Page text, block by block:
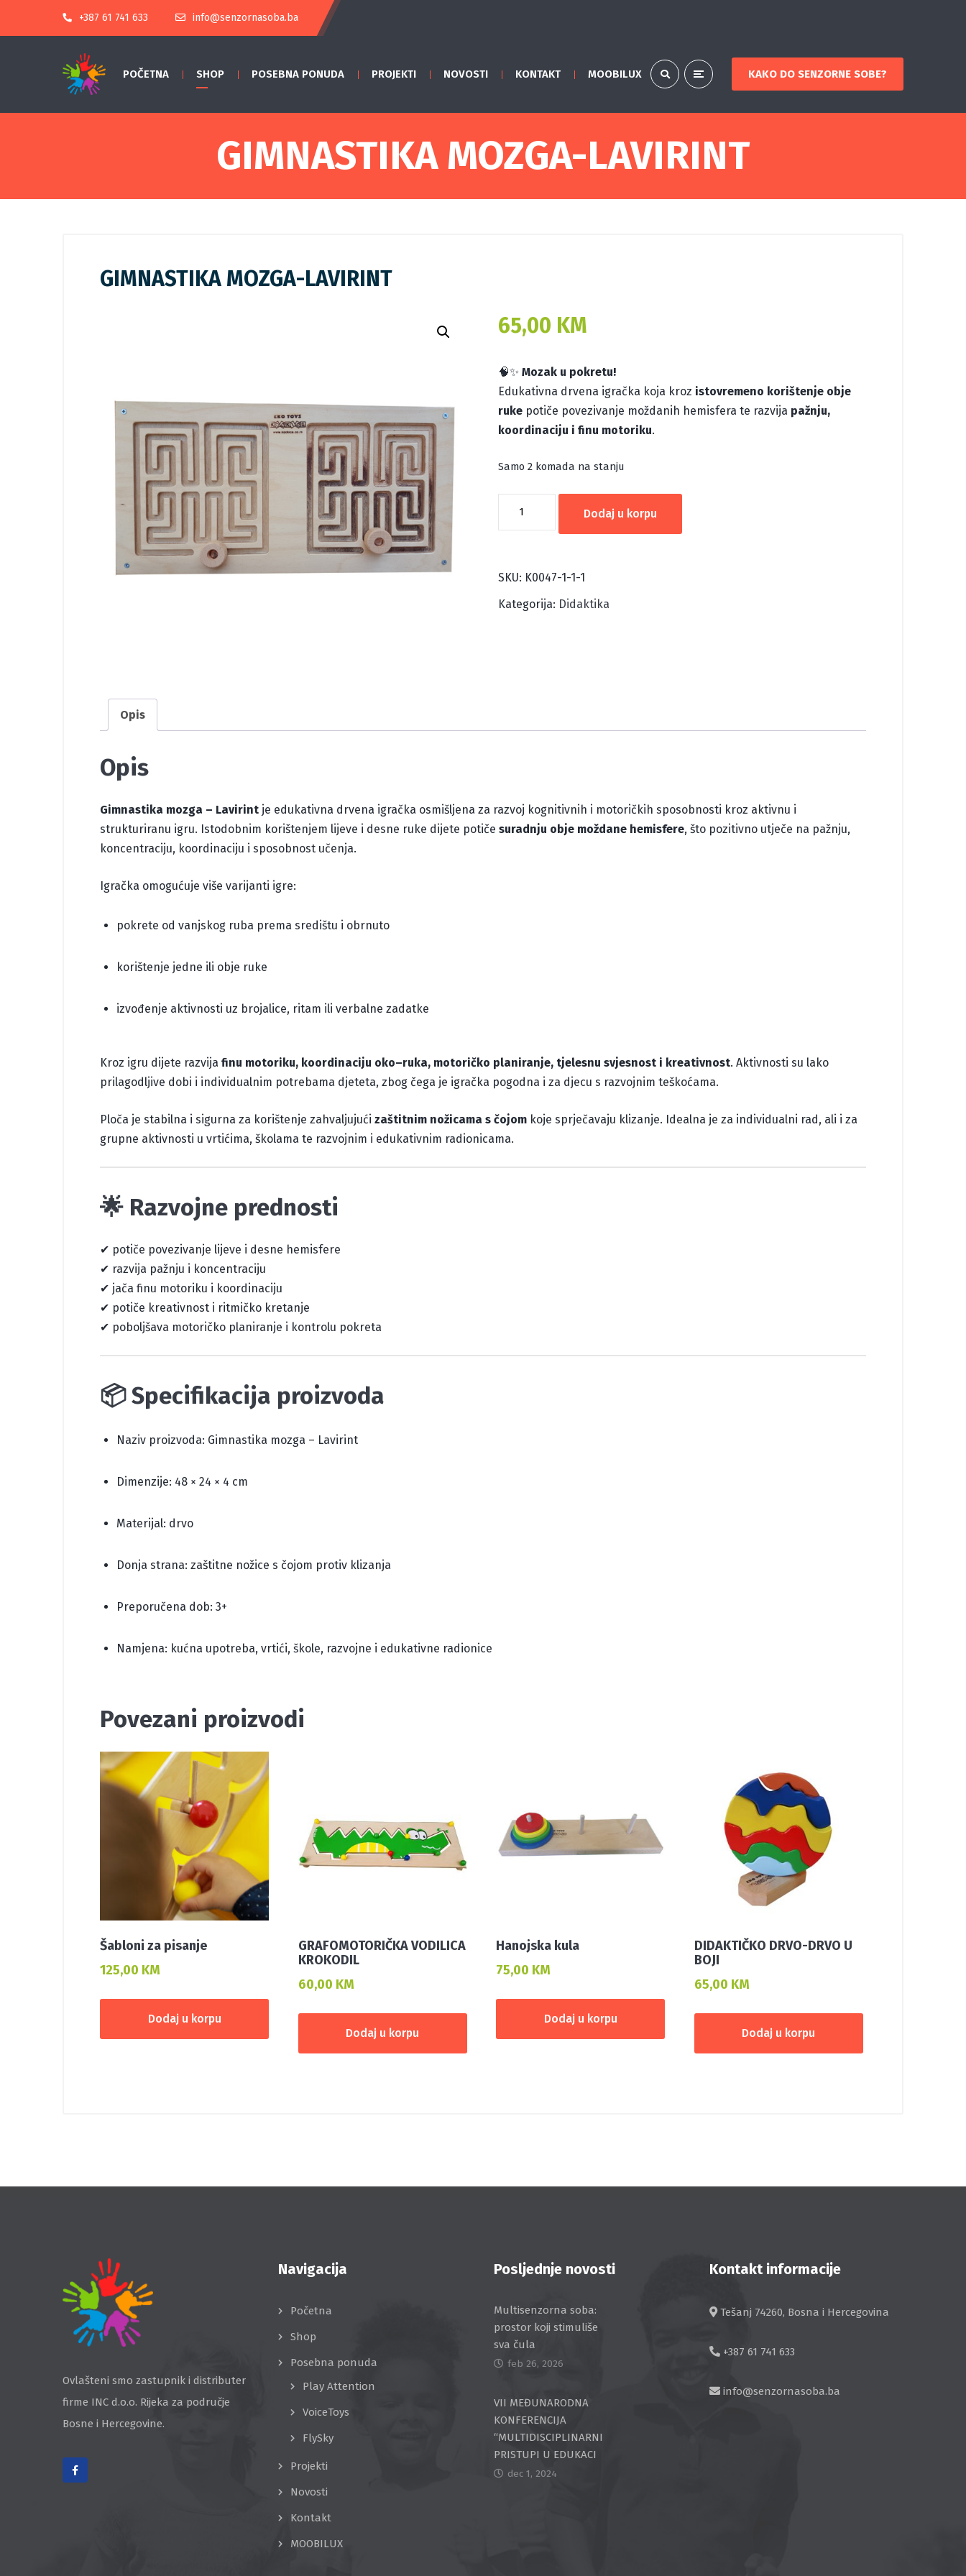
+387 61 741 633 info@senzornasoba.ba
KAKO DO SENZORNE SOBE?
POČETNA SHOP POSEBNA PONUDA PROJEKTI NOVOSTI KONTAKT MOOBILUX
GIMNASTIKA MOZGA-LAVIRINT
GIMNASTIKA MOZGA-LAVIRINT
65,00 KM
🧠✨Mozak u pokretu!
Edukativna drvena igračka koja kroz istovremeno korištenje obje
ruke potiče povezivanje moždanih hemisfera te razvija pažnju,
koordinaciju i finu motoriku.
Samo 2 komada na stanju
Dodaj u korpu
SKU: K0047-1-1-1
Kategorija: Didaktika
Opis
Opis
Gimnastika mozga – Lavirint je edukativna drvena igračka osmišljena za razvoj kognitivnih i motoričkih sposobnosti kroz aktivnu i
strukturiranu igru. Istodobnim korištenjem lijeve i desne ruke dijete potiče suradnju obje moždane hemisfere, što pozitivno utječe na pažnju,
koncentraciju, koordinaciju i sposobnost učenja.
Igračka omogućuje više varijanti igre:
pokrete od vanjskog ruba prema središtu i obrnuto
korištenje jedne ili obje ruke
izvođenje aktivnosti uz brojalice, ritam ili verbalne zadatke
Kroz igru dijete razvija finu motoriku, koordinaciju oko–ruka, motoričko planiranje, tjelesnu svjesnost i kreativnost. Aktivnosti su lako
prilagodljive dobi i individualnim potrebama djeteta, zbog čega je igračka pogodna i za djecu s razvojnim teškoćama.
Ploča je stabilna i sigurna za korištenje zahvaljujući zaštitnim nožicama s čojom koje sprječavaju klizanje. Idealna je za individualni rad, ali i za
grupne aktivnosti u vrtićima, školama te razvojnim i edukativnim radionicama.
🌟 Razvojne prednosti
✔ potiče povezivanje lijeve i desne hemisfere
✔ razvija pažnju i koncentraciju
✔ jača finu motoriku i koordinaciju
✔ potiče kreativnost i ritmičko kretanje
✔ poboljšava motoričko planiranje i kontrolu pokreta
📦 Specifikacija proizvoda
Naziv proizvoda: Gimnastika mozga – Lavirint
Dimenzije: 48 × 24 × 4 cm
Materijal: drvo
Donja strana: zaštitne nožice s čojom protiv klizanja
Preporučena dob: 3+
Namjena: kućna upotreba, vrtići, škole, razvojne i edukativne radionice
Povezani proizvodi
Šabloni za pisanje
125,00 KM
Dodaj u korpu
GRAFOMOTORIČKA VODILICA
KROKODIL
60,00 KM
Dodaj u korpu
Hanojska kula
75,00 KM
Dodaj u korpu
DIDAKTIČKO DRVO-DRVO U
BOJI
65,00 KM
Dodaj u korpu
Ovlašteni smo zastupnik i distributer
firme INC d.o.o. Rijeka za područje
Bosne i Hercegovine.
Navigacija
Početna
Shop
Posebna ponuda
Play Attention
VoiceToys
FlySky
Projekti
Novosti
Kontakt
MOOBILUX
Posljednje novosti
Multisenzorna soba:
prostor koji stimuliše
sva čula
feb 26, 2026
VII MEĐUNARODNA
KONFERENCIJA
“MULTIDISCIPLINARNI
PRISTUPI U EDUKACI
dec 1, 2024
Kontakt informacije
Tešanj 74260, Bosna i Hercegovina
+387 61 741 633
info@senzornasoba.ba